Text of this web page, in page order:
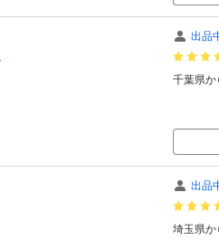
出品
千葉県か
出品
埼玉県か